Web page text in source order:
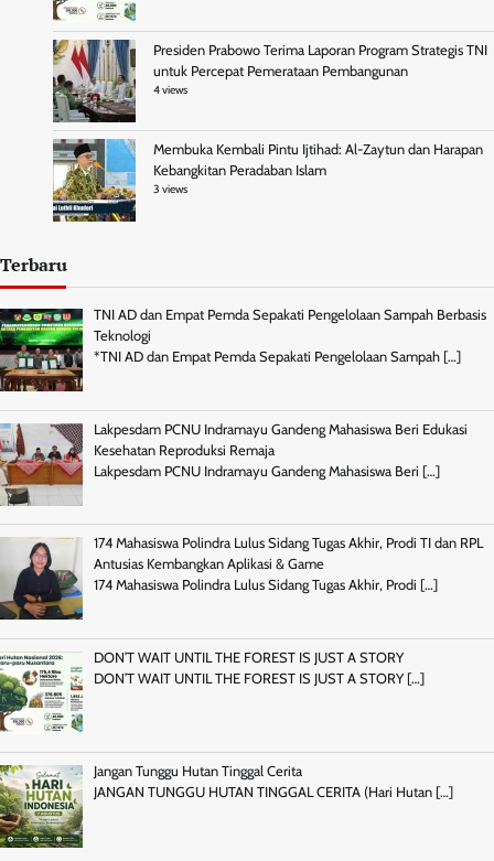
Presiden Prabowo Terima Laporan Program Strategis TNI
untuk Percepat Pemerataan Pembangunan
4 views
Membuka Kembali Pintu Ijtihad: Al-Zaytun dan Harapan
Kebangkitan Peradaban Islam
3 views
Terbaru
TNI AD dan Empat Pemda Sepakati Pengelolaan Sampah Berbasis
Teknologi
*TNI AD dan Empat Pemda Sepakati Pengelolaan Sampah […]
Lakpesdam PCNU Indramayu Gandeng Mahasiswa Beri Edukasi
Kesehatan Reproduksi Remaja
Lakpesdam PCNU Indramayu Gandeng Mahasiswa Beri […]
174 Mahasiswa Polindra Lulus Sidang Tugas Akhir, Prodi TI dan RPL
Antusias Kembangkan Aplikasi & Game
174 Mahasiswa Polindra Lulus Sidang Tugas Akhir, Prodi […]
DON’T WAIT UNTIL THE FOREST IS JUST A STORY
DON’T WAIT UNTIL THE FOREST IS JUST A STORY […]
Jangan Tunggu Hutan Tinggal Cerita
JANGAN TUNGGU HUTAN TINGGAL CERITA (Hari Hutan […]